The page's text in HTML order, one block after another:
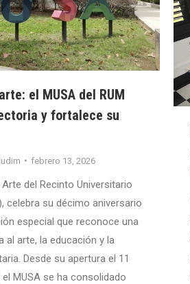
el MUSA del RUM
y fortalece su
febrero 13, 2026
del Recinto Universitario
celebra su décimo aniversario
especial que reconoce una
al arte, la educación y la
Desde su apertura el 11
MUSA se ha consolidado